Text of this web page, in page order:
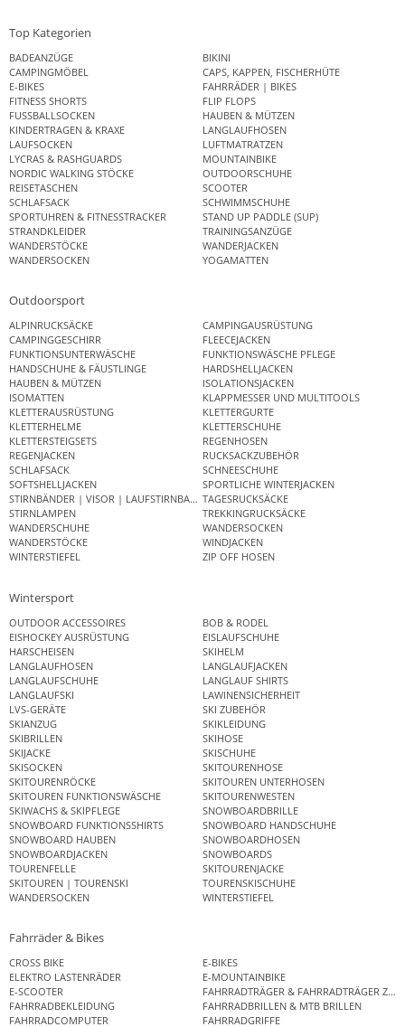
Top Kategorien
BADEANZÜGE
BIKINI
CAMPINGMÖBEL
CAPS, KAPPEN, FISCHERHÜTE
E-BIKES
FAHRRÄDER | BIKES
FITNESS SHORTS
FLIP FLOPS
FUSSBALLSOCKEN
HAUBEN & MÜTZEN
KINDERTRAGEN & KRAXE
LANGLAUFHOSEN
LAUFSOCKEN
LUFTMATRATZEN
LYCRAS & RASHGUARDS
MOUNTAINBIKE
NORDIC WALKING STÖCKE
OUTDOORSCHUHE
REISETASCHEN
SCOOTER
SCHLAFSACK
SCHWIMMSCHUHE
SPORTUHREN & FITNESSTRACKER
STAND UP PADDLE (SUP)
STRANDKLEIDER
TRAININGSANZÜGE
WANDERSTÖCKE
WANDERJACKEN
WANDERSOCKEN
YOGAMATTEN
Outdoorsport
ALPINRUCKSÄCKE
CAMPINGAUSRÜSTUNG
CAMPINGGESCHIRR
FLEECEJACKEN
FUNKTIONSUNTERWÄSCHE
FUNKTIONSWÄSCHE PFLEGE
HANDSCHUHE & FÄUSTLINGE
HARDSHELLJACKEN
HAUBEN & MÜTZEN
ISOLATIONSJACKEN
ISOMATTEN
KLAPPMESSER UND MULTITOOLS
KLETTERAUSRÜSTUNG
KLETTERGURTE
KLETTERHELME
KLETTERSCHUHE
KLETTERSTEIGSETS
REGENHOSEN
REGENJACKEN
RUCKSACKZUBEHÖR
SCHLAFSACK
SCHNEESCHUHE
SOFTSHELLJACKEN
SPORTLICHE WINTERJACKEN
STIRNBÄNDER | VISOR | LAUFSTIRNBANDTAGESRUCKSÄCKE
STIRNLAMPEN
TREKKINGRUCKSÄCKE
WANDERSCHUHE
WANDERSOCKEN
WANDERSTÖCKE
WINDJACKEN
WINTERSTIEFEL
ZIP OFF HOSEN
Wintersport
OUTDOOR ACCESSOIRES
BOB & RODEL
EISHOCKEY AUSRÜSTUNG
EISLAUFSCHUHE
HARSCHEISEN
SKIHELM
LANGLAUFHOSEN
LANGLAUFJACKEN
LANGLAUFSCHUHE
LANGLAUF SHIRTS
LANGLAUFSKI
LAWINENSICHERHEIT
LVS-GERÄTE
SKI ZUBEHÖR
SKIANZUG
SKIKLEIDUNG
SKIBRILLEN
SKIHOSE
SKIJACKE
SKISCHUHE
SKISOCKEN
SKITOURENHOSE
SKITOURENRÖCKE
SKITOUREN UNTERHOSEN
SKITOUREN FUNKTIONSWÄSCHE
SKITOURENWESTEN
SKIWACHS & SKIPFLEGE
SNOWBOARDBRILLE
SNOWBOARD FUNKTIONSSHIRTS
SNOWBOARD HANDSCHUHE
SNOWBOARD HAUBEN
SNOWBOARDHOSEN
SNOWBOARDJACKEN
SNOWBOARDS
TOURENFELLE
SKITOURENJACKE
SKITOUREN | TOURENSKI
TOURENSKISCHUHE
WANDERSOCKEN
WINTERSTIEFEL
Fahrräder & Bikes
CROSS BIKE
E-BIKES
ELEKTRO LASTENRÄDER
E-MOUNTAINBIKE
E-SCOOTER
FAHRRADTRÄGER & FAHRRADTRÄGER
FAHRRADBEKLEIDUNG
FAHRRADBRILLEN & MTB BRILLEN
FAHRRADCOMPUTER
FAHRRADGRIFFE